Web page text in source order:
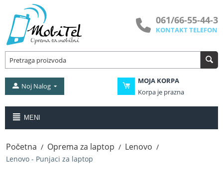
061/66-55-44-3
KONTAKT TELEFON
MOJA KORPA
Korpa je prazna
Noj Nalog
MENI
Početna / Oprema za laptop / Lenovo /
Lenovo - Punjaci za laptop